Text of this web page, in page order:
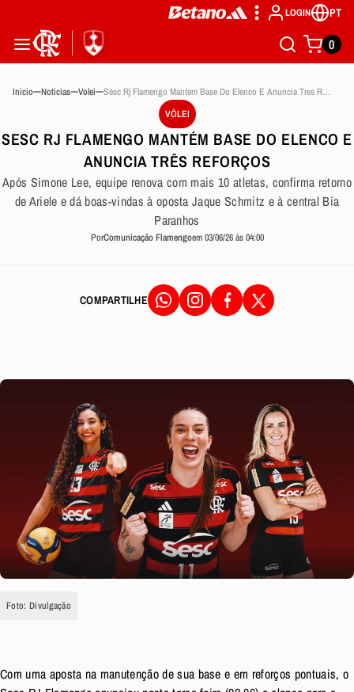
LOGIN PT
0
Inicio Noticias Volei
Sesc Rj Flamengo Mantem Base Do Elenco E Anuncia Tres Reforcos
VÔLEI
SESC RJ FLAMENGO MANTÉM BASE DO ELENCO E
ANUNCIA TRÊS REFORÇOS
Após Simone Lee, equipe renova com mais 10 atletas, confirma retorno
de Ariele e dá boas-vindas à oposta Jaque Schmitz e à central Bia
Paranhos
PorComunicação Flamengoem 03/06/26 às 04:00
COMPARTILHE
Foto: Divulgação
Com uma aposta na manutenção de sua base e em reforços pontuais, o